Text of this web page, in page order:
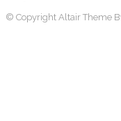
© Copyright Altair Theme